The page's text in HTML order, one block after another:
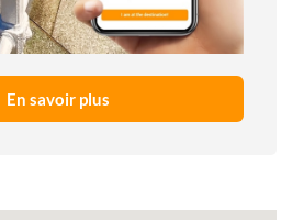
En savoir plus